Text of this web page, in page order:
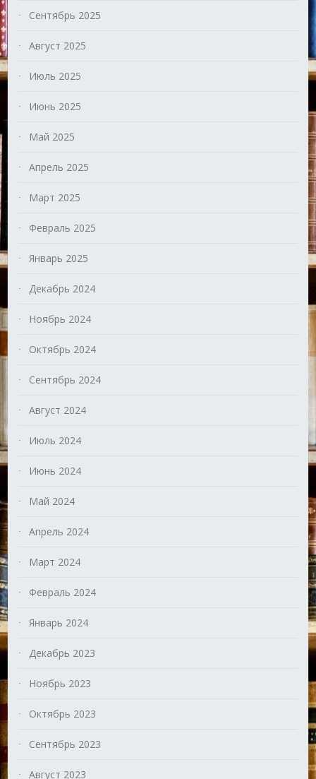
Сентябрь 2025
Август 2025
Июль 2025
Июнь 2025
Май 2025
Апрель 2025
Март 2025
Февраль 2025
Январь 2025
Декабрь 2024
Ноябрь 2024
Октябрь 2024
Сентябрь 2024
Август 2024
Июль 2024
Июнь 2024
Май 2024
Апрель 2024
Март 2024
Февраль 2024
Январь 2024
Декабрь 2023
Ноябрь 2023
Октябрь 2023
Сентябрь 2023
Август 2023